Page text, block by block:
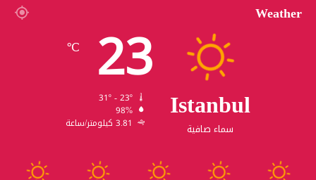
Weather
Istanbul
سماء صافية
23
℃
98%
3.81 كيلومتر/ساعة